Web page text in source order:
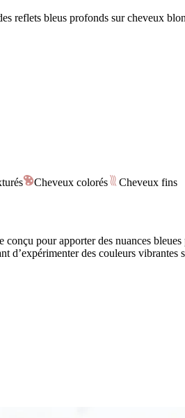
reflets bleus profonds sur cheveux
Cheveux colorés Cheveux fins
pour apporter des nuances
d’expérimenter des couleurs